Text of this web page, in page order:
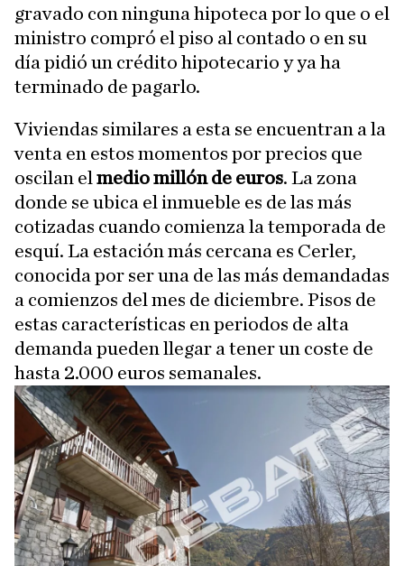
gravado con ninguna hipoteca por lo que o el
ministro compró el piso al contado o en su
día pidió un crédito hipotecario y ya ha
terminado de pagarlo.
Viviendas similares a esta se encuentran a la
venta en estos momentos por precios que
oscilan el medio millón de euros. La zona
donde se ubica el inmueble es de las más
cotizadas cuando comienza la temporada de
esquí. La estación más cercana es Cerler,
conocida por ser una de las más demandadas
a comienzos del mes de diciembre. Pisos de
estas características en periodos de alta
demanda pueden llegar a tener un coste de
hasta 2.000 euros semanales.